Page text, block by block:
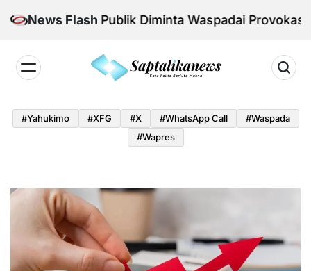
News Flash
Aman, Publik Diminta Waspadai Provokasi Jelang
#yahukimo #XFG #x #WhatsApp Call
#waspada
#Wapres